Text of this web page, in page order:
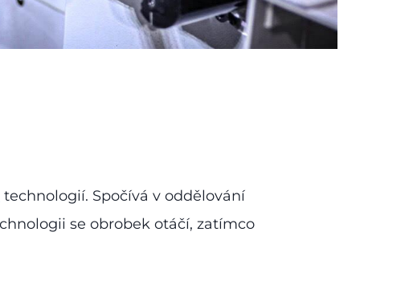
technologií. Spočívá v oddělování
se obrobek otáčí, zatímco